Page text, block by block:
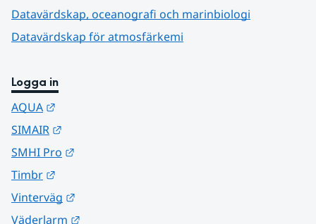
Datavärdskap, oceanografi och marinbiologi
Datavärdskap för atmosfärkemi
Logga in
AQUA
SIMAIR
SMHI Pro
Timbr
Vinterväg
Väderlarm